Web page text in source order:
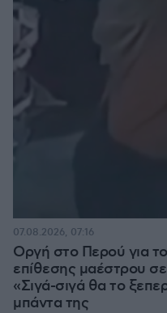
Οργή στο Περού για
επίθεσης μαέστρου
«Σιγά-σιγά θα το
μπάντα της
07.08.2026, 07:16